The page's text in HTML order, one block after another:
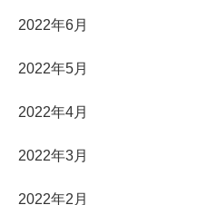
2022年6月
2022年5月
2022年4月
2022年3月
2022年2月